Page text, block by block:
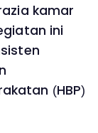
kamar
ini
(HBP)